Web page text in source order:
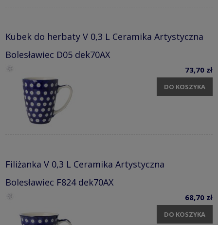
Kubek do herbaty V 0,3 L Ceramika Artystyczna
Bolesławiec D05 dek70AX
73,70 zł
DO KOSZYKA
Filiżanka V 0,3 L Ceramika Artystyczna
Bolesławiec F824 dek70AX
68,70 zł
DO KOSZYKA